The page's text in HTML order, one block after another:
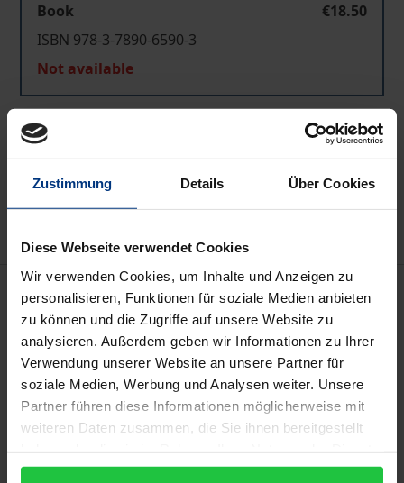
Zustimmung Details Über Cookies
Diese Webseite verwendet Cookies
Wir verwenden Cookies, um Inhalte und Anzeigen zu
personalisieren, Funktionen für soziale Medien anbieten
zu können und die Zugriffe auf unsere Website zu
analysieren. Außerdem geben wir Informationen zu Ihrer
Verwendung unserer Website an unsere Partner für
soziale Medien, Werbung und Analysen weiter. Unsere
Partner führen diese Informationen möglicherweise mit
weiteren Daten zusammen, die Sie ihnen bereitgestellt
gesammelt haben.
Book
€18.50
ISBN 978-3-7890-6590-3
Not available
Add to Wish List
Delivery cost notice
Description
In ihrem Sondergutachten 29 konstatiert die
Monopolkommission, daß die Deutsche Telekom AG
im Ortsnetz weiterhin über ein nahezu
unangefochtenes Monopol bei den
Marktstellung bei den Ortsgesprächen verfügt. Die